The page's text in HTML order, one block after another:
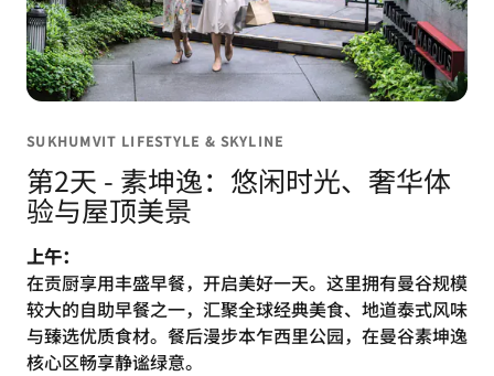
SUKHUMVIT LIFESTYLE & SKYLINE
第2天 - 素坤逸：悠闲时光、奢华体
验与屋顶美景
上午：
在贡厨享用丰盛早餐，开启美好一天。这里拥有曼谷规模
较大的自助早餐之一，汇聚全球经典美食、地道泰式风味
与臻选优质食材。餐后漫步本乍西里公园，在曼谷素坤逸
核心区畅享静谧绿意。